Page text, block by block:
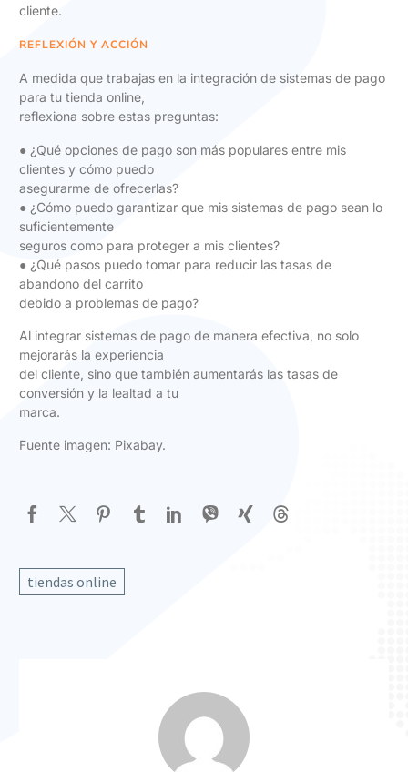
cliente.
REFLEXIÓN Y ACCIÓN
A medida que trabajas en la integración de sistemas de pago
para tu tienda online,
reflexiona sobre estas preguntas:
● ¿Qué opciones de pago son más populares entre mis
clientes y cómo puedo
asegurarme de ofrecerlas?
● ¿Cómo puedo garantizar que mis sistemas de pago sean lo
suficientemente
seguros como para proteger a mis clientes?
● ¿Qué pasos puedo tomar para reducir las tasas de
abandono del carrito
debido a problemas de pago?
Al integrar sistemas de pago de manera efectiva, no solo
mejorarás la experiencia
del cliente, sino que también aumentarás las tasas de
conversión y la lealtad a tu
marca.
Fuente imagen: Pixabay.
tiendas online